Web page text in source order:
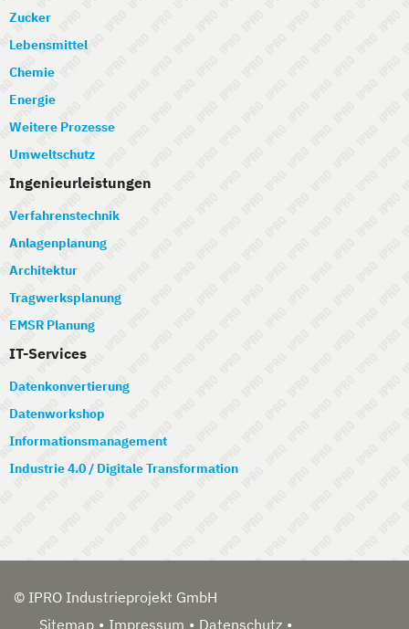
Zucker
Lebensmittel
Chemie
Energie
Weitere Prozesse
Umweltschutz
Ingenieurleistungen
Verfahrenstechnik
Anlagenplanung
Architektur
Tragwerksplanung
EMSR Planung
IT-Services
Datenkonvertierung
Datenworkshop
Informationsmanagement
Industrie 4.0 / Digitale Transformation
© IPRO Industrieprojekt GmbH
Sitemap
Impressum Datenschutz